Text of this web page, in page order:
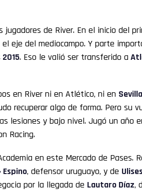
de River. En el inicio del
eje del mediocampo. Y parte
. Eso le valió ser transferido a
en River ni en Atlético, ni en Sevilla
recuperar algo de forma. Pero su
lesiones y bajo nivel. Jugó un año
Racing.
en este Mercado de Pases.
Espino, defensor uruguayo, y de
por la llegada de Lautaro Díaz,